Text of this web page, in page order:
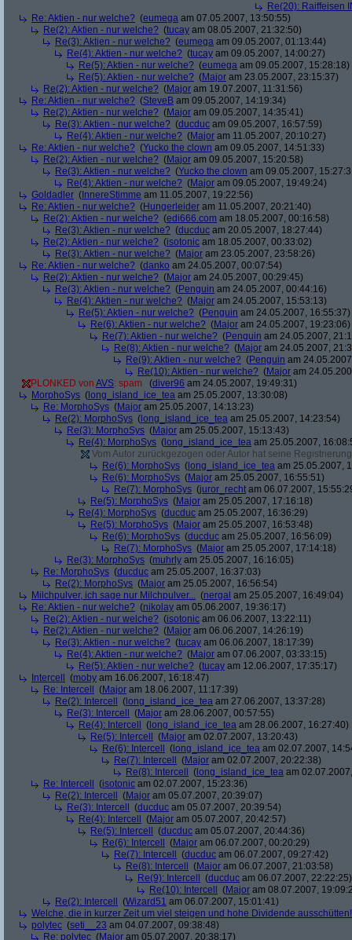
Re(20): Raiffeisen
Re: Aktien - nur welche? (eumega am 07.05.2007, 13:50:55)
Re(2): Aktien - nur welche? (tucay am 08.05.2007, 21:32:50)
Re(3): Aktien - nur welche? (eumega am 09.05.2007, 01:13:44)
Re(4): Aktien - nur welche? (tucay am 09.05.2007, 14:00:27)
Re(5): Aktien - nur welche? (eumega am 09.05.2007, 15:28:18)
Re(5): Aktien - nur welche? (Major am 23.05.2007, 23:15:37)
Re(2): Aktien - nur welche? (Major am 19.07.2007, 11:31:56)
Re: Aktien - nur welche? (SteveB am 09.05.2007, 14:19:34)
Re(2): Aktien - nur welche? (Major am 09.05.2007, 14:35:41)
Re(3): Aktien - nur welche? (ducduc am 09.05.2007, 16:57:59)
Re(4): Aktien - nur welche? (Major am 11.05.2007, 20:10:27)
Re: Aktien - nur welche? (Yucko the clown am 09.05.2007, 14:51:33)
Re(2): Aktien - nur welche? (Major am 09.05.2007, 15:20:58)
Re(3): Aktien - nur welche? (Yucko the clown am 09.05.2007,
Re(4): Aktien - nur welche? (Major am 09.05.2007, 19:49:24)
Goldadler ( InnereStimme am 11.05.2007, 19:22:56)
Re: Aktien - nur welche? (Hungerleider am 11.05.2007, 20:21:40)
Re(2): Aktien - nur welche? (edi666.com am 18.05.2007, 00:16:58)
Re(3): Aktien - nur welche? (ducduc am 20.05.2007, 18:27:44)
Re(2): Aktien - nur welche? (isotonic am 18.05.2007, 00:33:02)
Re(3): Aktien - nur welche? (Major am 23.05.2007, 23:58:26)
Re: Aktien - nur welche? (danko am 24.05.2007, 00:07:54)
Re(2): Aktien - nur welche? (Major am 24.05.2007, 00:29:45)
Re(3): Aktien - nur welche? (Penguin am 24.05.2007, 00:44:16)
Re(4): Aktien - nur welche? (Major am 24.05.2007, 15:53:13)
Re(5): Aktien - nur welche? (Penguin am 24.05.2007, 16:55:37)
Re(6): Aktien - nur welche? (Major am 24.05.2007, 19:23:06)
Re(7): Aktien - nur welche? (Penguin am 24.05.2007,
Re(8): Aktien - nur welche? (Major am 24.05.2007,
Re(9): Aktien - nur welche? (Penguin am
Re(10): Aktien - nur welche? (Major am
PLONKED von AVS: spam (diver96 am 24.05.2007, 19:49:31)
MorphoSys ( long_island_ice_tea am 25.05.2007, 13:30:08)
Re: MorphoSys (Major am 25.05.2007, 14:13:23)
Re(2): MorphoSys ( long_island_ice_tea am 25.05.2007, 14:23:54)
Re(3): MorphoSys (Major am 25.05.2007, 15:13:43)
Re(4): MorphoSys ( long_island_ice_tea am 25.05.2007,
Vom Autor zurückgezogen oder Autor hat seine
Re(6): MorphoSys ( long_island_ice_tea am 25.05.2007,
Re(6): MorphoSys (Major am 25.05.2007, 16:55:51)
Re(7): MorphoSys (juror_recht am 06.07.2007,
Re(5): MorphoSys (Major am 25.05.2007, 17:16:18)
Re(4): MorphoSys (ducduc am 25.05.2007, 16:36:29)
Re(5): MorphoSys (Major am 25.05.2007, 16:53:48)
Re(6): MorphoSys (ducduc am 25.05.2007, 16:56:09)
Re(7): MorphoSys (Major am 25.05.2007, 17:14:18)
Re(3): MorphoSys (muhrly am 25.05.2007, 16:16:05)
Re: MorphoSys (ducduc am 25.05.2007, 16:37:03)
Re(2): MorphoSys (Major am 25.05.2007, 16:56:54)
Milchpulver, ich sage nur Milchpulver... (nergal am 25.05.2007, 16:49:04)
Re: Aktien - nur welche? (nikolay am 05.06.2007, 19:36:17)
Re(2): Aktien - nur welche? (isotonic am 06.06.2007, 13:22:11)
Re(2): Aktien - nur welche? (Major am 06.06.2007, 14:26:19)
Re(3): Aktien - nur welche? (tucay am 06.06.2007, 18:17:39)
Re(4): Aktien - nur welche? (Major am 07.06.2007, 03:33:15)
Re(5): Aktien - nur welche? (tucay am 12.06.2007, 17:35:17)
Intercell
(moby am 16.06.2007, 16:18:47)
Re: Intercell
(Major am 18.06.2007, 11:17:39)
Re(2): Intercell
( long_island_ice_tea am 27.06.2007, 13:37:28)
Re(3): Intercell
(Major am 28.06.2007, 00:57:55)
Re(4): Intercell
( long_island_ice_tea am 28.06.2007, 16:27:40)
Re(5): Intercell
(Major am 02.07.2007, 13:20:43)
Re(6): Intercell
( long_island_ice_tea am 02.07.2007,
Re(7): Intercell
(Major am 02.07.2007, 20:22:38)
Re(8): Intercell
( long_island_ice_tea am
Re: Intercell
(isotonic am 02.07.2007, 15:23:36)
Re(2): Intercell
(Major am 05.07.2007, 20:39:07)
Re(3): Intercell
(ducduc am 05.07.2007, 20:39:54)
Re(4): Intercell
(Major am 05.07.2007, 20:42:57)
Re(5): Intercell
(ducduc am 05.07.2007, 20:44:36)
Re(6): Intercell
(Major am 06.07.2007, 00:20:29)
Re(7): Intercell
(ducduc am 06.07.2007, 09:27:42)
Re(8): Intercell
(Major am 06.07.2007, 21:03:58)
Re(9): Intercell
(ducduc am 06.07.2007, 22:22:25)
Re(10): Intercell
(Major am 08.07.2007,
Re(2): Intercell
(Wizard51 am 06.07.2007, 15:01:41)
Welche, die in kurzer Zeit um viel steigen und hohe Dividende
polytec (seti__23 am 04.07.2007, 09:38:48)
Re: polytec (Major am 05.07.2007, 20:38:17)